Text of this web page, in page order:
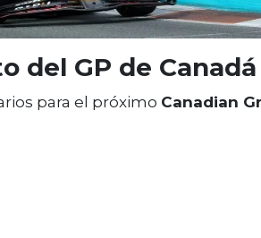
del GP de Canadá
para el próximo Canadian